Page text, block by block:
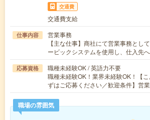
交通費
交通費支給
仕事内容
営業事務
【主な仕事】商社にて営業事務とし
ービックシステムを使用し、仕入先
応募資格
職種未経験OK / 英語力不要
職種未経験OK！業界未経験OK！【
ずはご応募ください／歓迎条件】営
職場の雰囲気